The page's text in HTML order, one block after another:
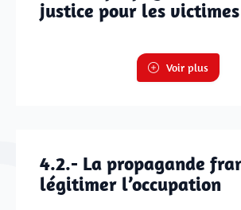
justice pour les victimes
Voir plus
4.2.- La propagande
légitimer l’occupation